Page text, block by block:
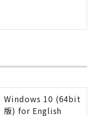
Windows 10 (64bit
版) for English